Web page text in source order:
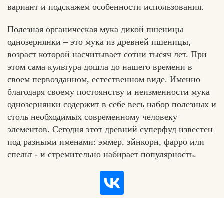
вариант и подскажем особенности использования.
Полезная органическая мука дикой пшеницы
однозернянки – это мука из древней пшеницы,
возраст которой насчитывает сотни тысяч лет. При
этом сама культура дошла до нашего времени в
своем первозданном, естественном виде. Именно
благодаря своему постоянству и неизменности мука
однозернянки содержит в себе весь набор полезных и
столь необходимых современному человеку
элементов. Сегодня этот древний суперфуд известен
под разными именами: эммер, эйнкорн, фарро или
спельт - и стремительно набирает популярность.